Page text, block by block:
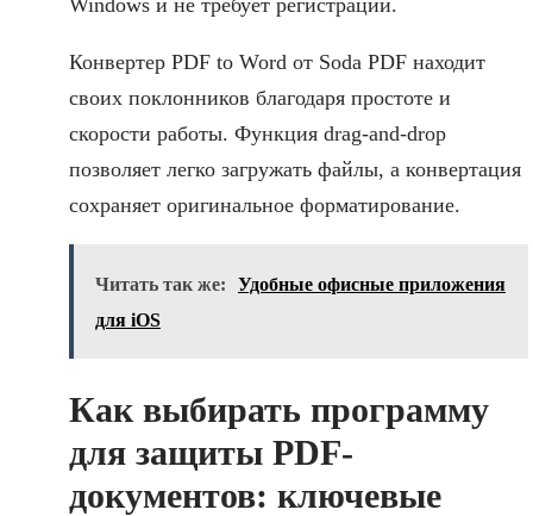
Конвертер PDF to Word от Soda PDF находит
своих поклонников благодаря простоте и
скорости работы. Функция drag-and-drop
позволяет легко загружать файлы, а конвертация
сохраняет оригинальное форматирование.
Читать так же:
Удобные офисные приложения
для iOS
Как выбирать программу
для защиты PDF-
документов: ключевые